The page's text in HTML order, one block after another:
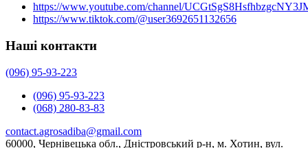
https://www.youtube.com/channel/
https://www.tiktok.com/@user3692651132656
Наші контакти
(096) 95-93-223
(096) 95-93-223
(068) 280-83-83
contact.agrosadiba@gmail.com
60000, Чернівецька обл., Дністровський р-н, м. Хотин, вул.